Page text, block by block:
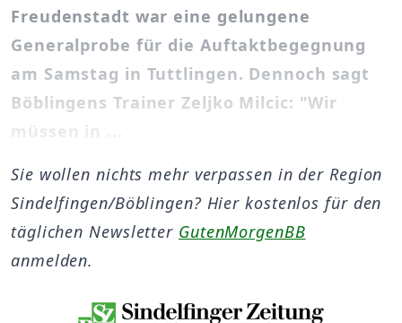
Freudenstadt war eine gelungene
Generalprobe für die Auftaktbegegnung
am Samstag in Tuttlingen. Dennoch sagt
Böblingens Trainer Zeljko Milcic: "Wir
müssen in ...
Sie wollen nichts mehr verpassen in der Region
Sindelfingen/Böblingen? Hier kostenlos für den
täglichen Newsletter GutenMorgenBB
anmelden.